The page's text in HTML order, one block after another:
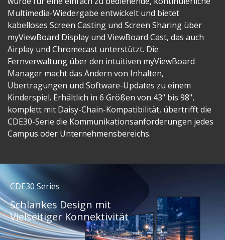
Multimedia-Wiedergabe entwickelt und bietet
kabelloses Screen Casting und Screen Sharing über
myViewBoard Display und ViewBoard Cast, das auch
Airplay und Chromecast unterstützt. Die
Fernverwaltung über den intuitiven myViewBoard
Manager macht das Ändern von Inhalten,
Übertragungen und Software-Updates zu einem
Kinderspiel. Erhältlich in 6 Größen von 43" bis 98",
komplett mit Daisy-Chain-Kompatibilität, übertrifft die
CDE30-Serie die Kommunikationsanforderungen jedes
Campus oder Unternehmensbereichs.
CDE30 Series
Schlankes Design mit
Vielseitiger Konnektivität